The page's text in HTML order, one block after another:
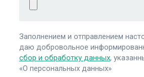
Заполнением и отправлением
даю добровольное
сбор и обработку данных,
«О персональных данных»